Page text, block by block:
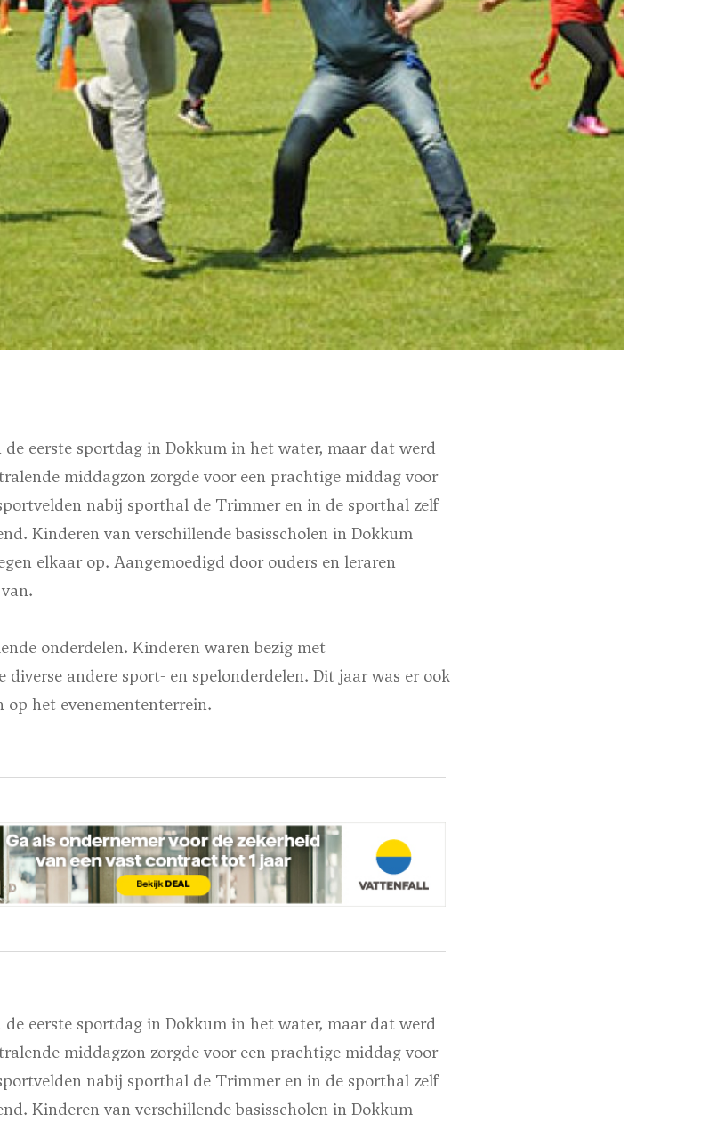
eerste sportdag in Dokkum in het water, maar dat werd
middagzon zorgde voor een prachtige middag voor
nabij sporthal de Trimmer en in de sporthal zelf
Kinderen van verschillende basisscholen in Dokkum
elkaar op. Aangemoedigd door ouders en leraren
onderdelen. Kinderen waren bezig met
andere sport- en spelonderdelen. Dit jaar was er ook
op het evenemententerrein.
eerste sportdag in Dokkum in het water, maar dat werd
middagzon zorgde voor een prachtige middag voor
nabij sporthal de Trimmer en in de sporthal zelf
Kinderen van verschillende basisscholen in Dokkum